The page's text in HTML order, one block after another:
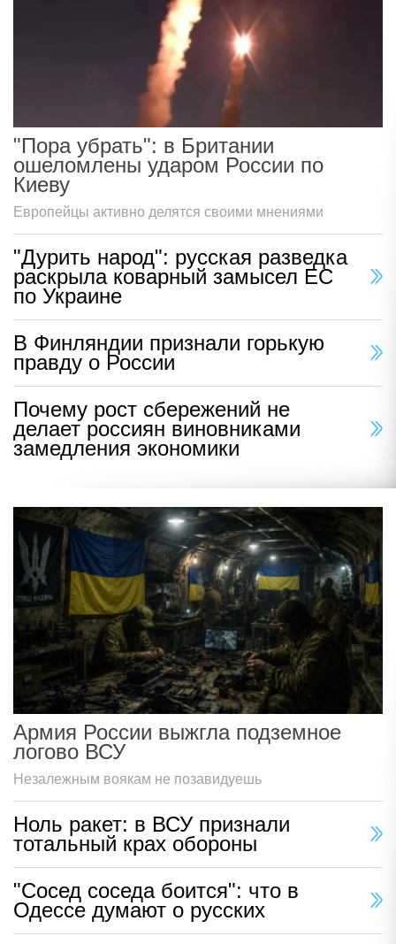
"Пора убрать": в Британии
ошеломлены ударом России по
Киеву
Европейцы активно делятся своими мнениями
"Дурить народ": русская разведка
раскрыла коварный замысел ЕС
по Украине
В Финляндии признали горькую
правду о России
Почему рост сбережений не
делает россиян виновниками
замедления экономики
Армия России выжгла подземное
логово ВСУ
Незалежным воякам не позавидуешь
Ноль ракет: в ВСУ признали
тотальный крах обороны
"Сосед соседа боится": что в
Одессе думают о русских